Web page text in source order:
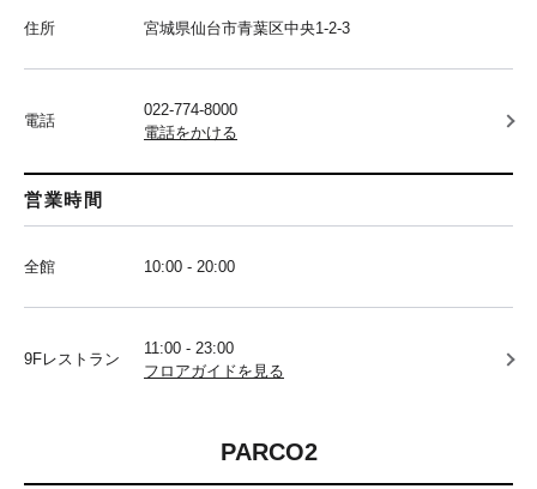
住所 宮城県仙台市青葉区中央1-2-3
電話
022-774-8000
電話をかける
営業時間
全館 10:00 - 20:00
9Fレストラン
11:00 - 23:00
フロアガイドを見る
PARCO2